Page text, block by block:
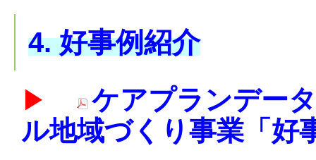
4. 好事例紹介
▶
ケアプランデー
ル地域づくり事業「好